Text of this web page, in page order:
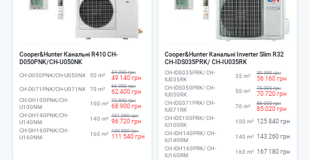
Cooper&Hunter Канальні R410 CH-
D050PNK/CH-U050NK
CH-D050PNK/CH-U050NK 50 m² 54 000 грн
49 140 грн
CH-D071PNK/CH-U071NK 70 m² 66 000 грн
62 400 грн
CH-DH100PNK/CH-
U100NM
100 m² 72 900 грн
68 900 грн
CH-DH140PNK/CH-
U140NM
140 m² 101 000 грн
96 720 грн
CH-DH160PNK/CH-
U160NM
160 m² 120 000 грн
111 540 грн
Cooper&Hunter Канальні Inverter Slim R32
CH-IDS035PRK/ CH-IU035RK
CH-IDS035PRK/ CH-
IU035RK
35 m² 59 999 грн
56 160 грн
CH-IDS050PRK/ CH-
IU050RK
50 m² 75 000 грн
70 720 грн
CH-IDS071PRK/ CH-
IU071RK
70 m² 88 000 грн
85 020 грн
CH-IDS100PRK/ CH-
IU100RK
100 m² 125 840 грн
CH-IDH140PRK/ CH-
IU140RM
140 m² 143 260 грн
CH-IDH160PRK/ CH-
IU160RM
160 m² 167 180 грн